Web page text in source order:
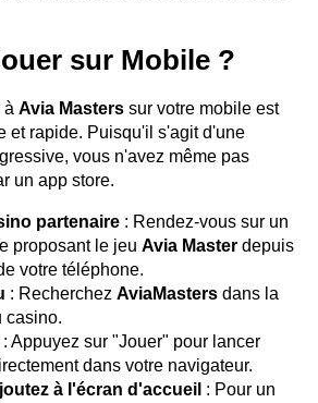
sur Mobile ?
à Avia Masters sur votre mobile est
et rapide. Puisqu'il s'agit d'une
vous n'avez même pas
un app store.
partenaire : Rendez-vous sur un
proposant le jeu Avia Master depuis
votre téléphone.
: Recherchez AviaMasters dans la
casino.
: Appuyez sur "Jouer" pour lancer
dans votre navigateur.
à l'écran d'accueil : Pour un